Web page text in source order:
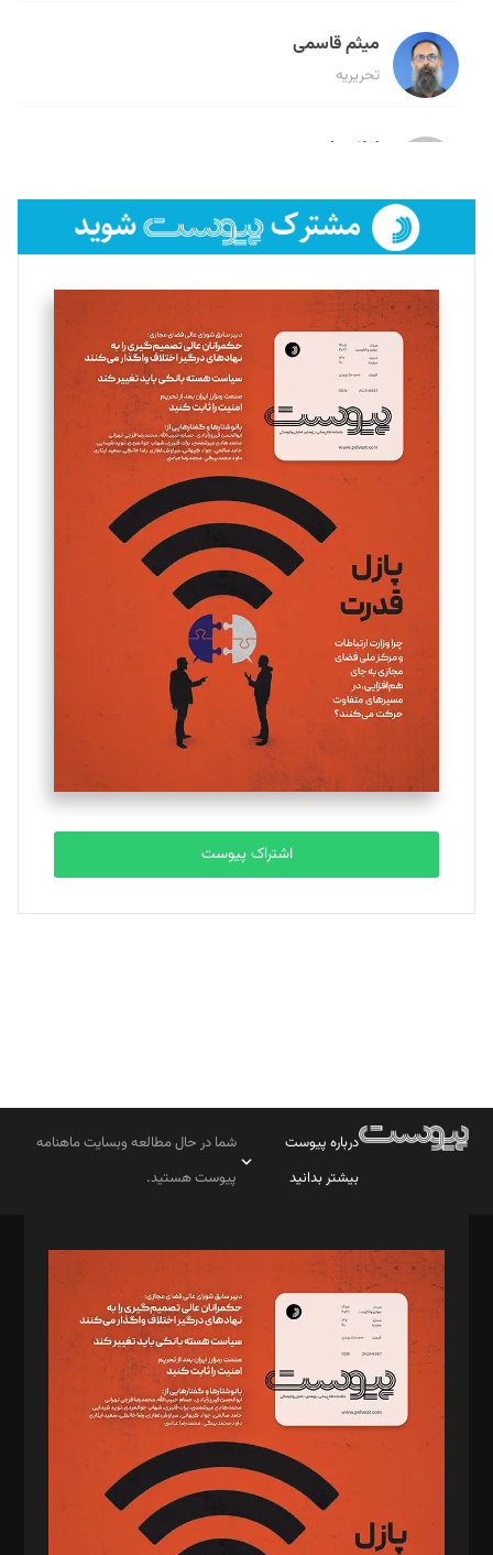
میثم قاسمی
تحریریه
لیلا حنارود
فائزه فتحی رستمی
تحریریه
سروش کرمیان
تحریریه
مینا پاکدل
یسنا امان‌پور
تحریریه
ملینا جعفری
تحریریه
مصطفی مسجدی آرانی
تحریریه
بابک نقاش
تحریریه
اشتراک پیوست
درباره پیوست
بیشتر بدانید
شما در حال مطالعه وبسایت ماهنامه
پیوست هستید.
مدیر مسئول: محمدباقر اثنی‌عشری
سردبیر: مهرک محمودی
دبیر تحریریه: میثم قاسمی
د‌بیر ناداستان: سمانه سمیع
د‌بیر خدمت و تجارت: ابوالفضل رجبی
د‌بیر حقوق فناوری: حسام‌الدین ایپکچی
د‌بیر پیوست جهان: مینا پاکدل
د‌بیر تحریریه آنلاین: بابک نقاش
تحریریه‌: مجتبی محمود‌ی، آرش برهمند، یسنا امان‌پور، سروش کرمیان،
مصطفی مسجدی آرانی، ابوالفضل رجبی، زهرا فکرانه، فائزه فتحی